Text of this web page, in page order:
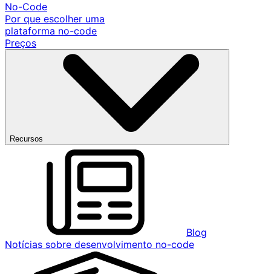
No-Code
Por que escolher uma
plataforma no-code
Preços
Recursos
Blog
Notícias sobre desenvolvimento no-code